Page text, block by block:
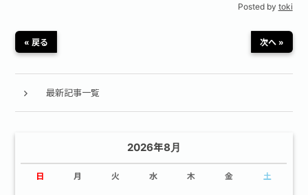
Posted by toki
« 戻る 次へ »
最新記事一覧
2026年8月
日 月 火 水 木 金 土